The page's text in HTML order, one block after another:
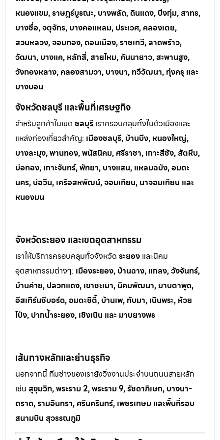
หนองแขม, ราษฎร์บูรณะ, บางพลัด, ดินแดง, บึงกุ่ม, สาทร,
บางซื่อ, จตุจักร, บางคอแหลม, ประเวศ, คลองเตย,
สวนหลวง, จอมทอง, ดอนเมือง, ราชเทวี, ลาดพร้าว,
วัฒนา, บางแค, หลักสี่, สายไหม, คันนายาว, สะพานสูง,
วังทองหลาง, คลองสามวา, บางนา, ทวีวัฒนา, ทุ่งครุ และ
บางบอน
จังหวัดชลบุรี และพื้นที่เศรษฐกิจ
สำหรับลูกค้าในเขต ชลบุรี เราครอบคลุมทั้งในตัวเมืองและ
แหล่งท่องเที่ยวสำคัญ: เมืองชลบุรี, บ้านบึง, หนองใหญ่,
บางละมุง, พานทอง, พนัสนิคม, ศรีราชา, เกาะสีชัง, สัตหีบ,
บ่อทอง, เกาะจันทร์, พัทยา, บางแสน, แหลมฉบัง, อมตะ
นคร, บ่อวิน, เครือสหพัฒน์, จอมเทียน, นาจอมเทียน และ
หนองมน
จังหวัดระยอง และเขตอุตสาหกรรม
เราให้บริการครอบคลุมทั่วจังหวัด ระยอง และนิคม
อุตสาหกรรมต่างๆ: เมืองระยอง, บ้านฉาง, แกลง, วังจันทร์,
บ้านค่าย, ปลวกแดง, เขาชะเมา, นิคมพัฒนา, มาบตาพุด,
อีสเทิร์นซีบอร์ด, อมตะซิตี้, บ้านเพ, ทับมา, เนินพระ, ห้วย
โป่ง, ปากน้ำระยอง, เชิงเนิน และ มาบยางพร
เส้นทางหลักและย่านธุรกิจ
นอกจากนี้ ทีมช่างของเรายังวิ่งงานประจำบนถนนสายหลัก
เช่น สุขุมวิท, พระราม 2, พระราม 9, รัชดาภิเษก, บางนา-
ตราด, รามอินทรา, ศรีนครินทร์, เพชรเกษม และพื้นที่รอบ
สนามบิน สุวรรณภูมิ